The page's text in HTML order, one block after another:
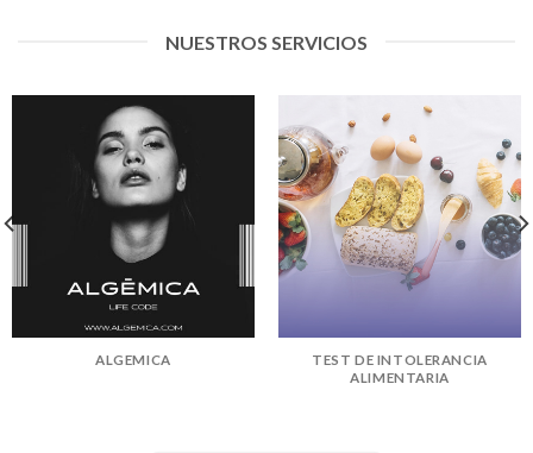
NUESTROS SERVICIOS
ALGEMICA
TEST DE INTOLERANCIA
ALIMENTARIA